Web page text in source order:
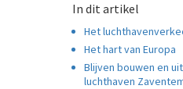
In dit artikel
Het
Het hart van Europa
Blijven bouwen en
luchthaven